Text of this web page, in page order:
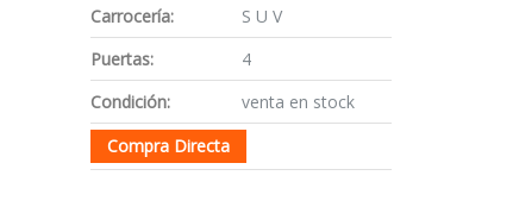
Carrocería:
S U V
Puertas:
4
Condición:
venta en stock
Compra Directa